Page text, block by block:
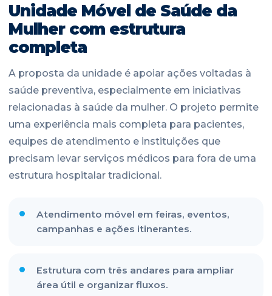
Unidade Móvel de Saúde da
Mulher com estrutura
completa
A proposta da unidade é apoiar ações voltadas à
saúde preventiva, especialmente em iniciativas
relacionadas à saúde da mulher. O projeto permite
uma experiência mais completa para pacientes,
equipes de atendimento e instituições que
precisam levar serviços médicos para fora de uma
estrutura hospitalar tradicional.
Atendimento móvel em feiras, eventos,
campanhas e ações itinerantes.
Estrutura com três andares para ampliar
área útil e organizar fluxos.